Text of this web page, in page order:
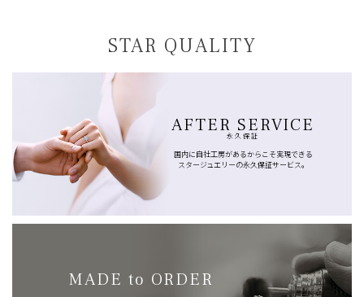
STAR QUALITY
AFTER SERVICE
永久保証
国内に自社工房があるからこそ実現できる
スタージュエリーの永久保証サービス。
MADE to ORDER